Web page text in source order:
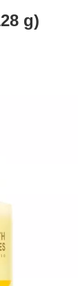
g)